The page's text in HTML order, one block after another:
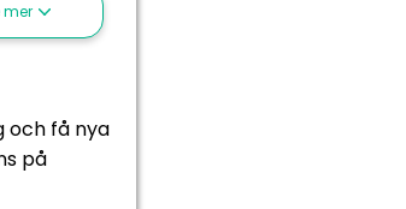
Nej
mer
och få nya
på